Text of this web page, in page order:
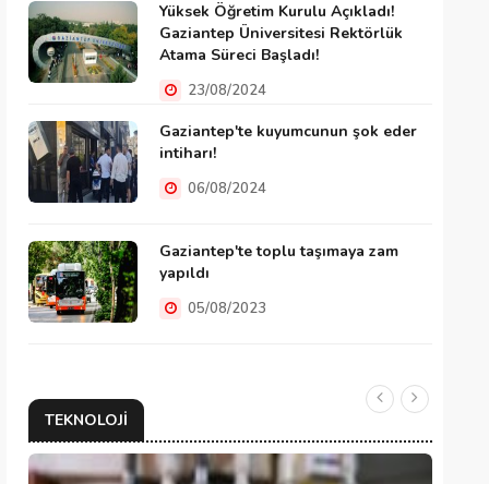
Yüksek Öğretim Kurulu Açıkladı!
Gaziantep Üniversitesi Rektörlük
Atama Süreci Başladı!
23/08/2024
Gaziantep'te kuyumcunun şok eder
intiharı!
06/08/2024
Gaziantep'te toplu taşımaya zam
yapıldı
05/08/2023
TEKNOLOJI